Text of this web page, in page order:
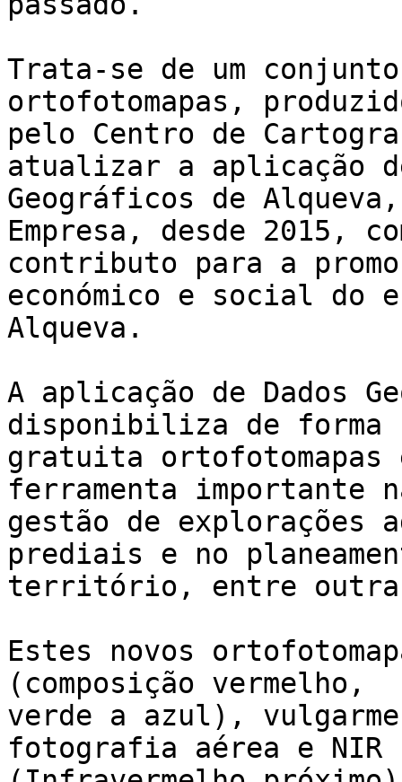
Trata-se de um
ortofotomapas,
pelo Centro de
atualizar a aplicação
Geográficos de
Empresa, desde 2015,
contributo para a
económico e social do
Alqueva.
A aplicação de Dados
disponibiliza de forma
gratuita
ferramenta importante
gestão de explorações
prediais e no
território, entre
Estes novos
(composição vermelho,
verde a azul),
fotografia aérea e NIR